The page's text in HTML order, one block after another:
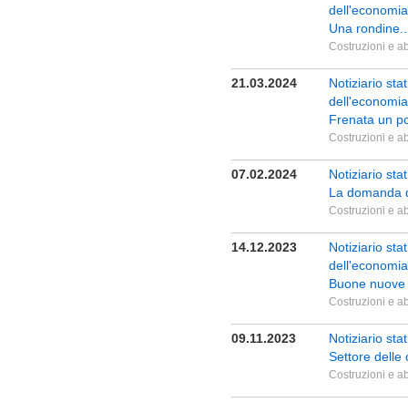
Una
Costruzioni e
21.03.2024
Notiziario
Frenata un
Costruzioni e
07.02.2024
Notiziario
La domanda
Costruzioni e
14.12.2023
Notiziario
Buone
Costruzioni e
09.11.2023
Notiziario
Settore delle
Costruzioni e